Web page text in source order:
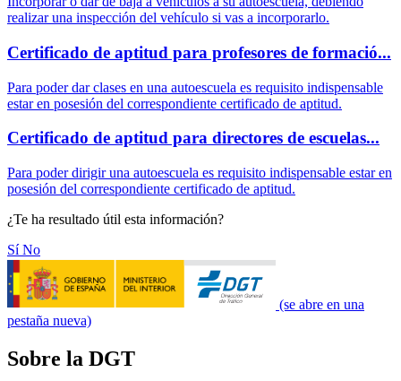
realizar una inspección del vehículo si vas a incorporarlo.
Certificado de aptitud para profesores de formació...
Para poder dar clases en una autoescuela es requisito indispensable
estar en posesión del correspondiente certificado de aptitud.
Certificado de aptitud para directores de escuelas...
Para poder dirigir una autoescuela es requisito indispensable estar en
posesión del correspondiente certificado de aptitud.
¿Te ha resultado útil esta información?
SíNo
(se abre en una
pestaña nueva)
Sobre la DGT